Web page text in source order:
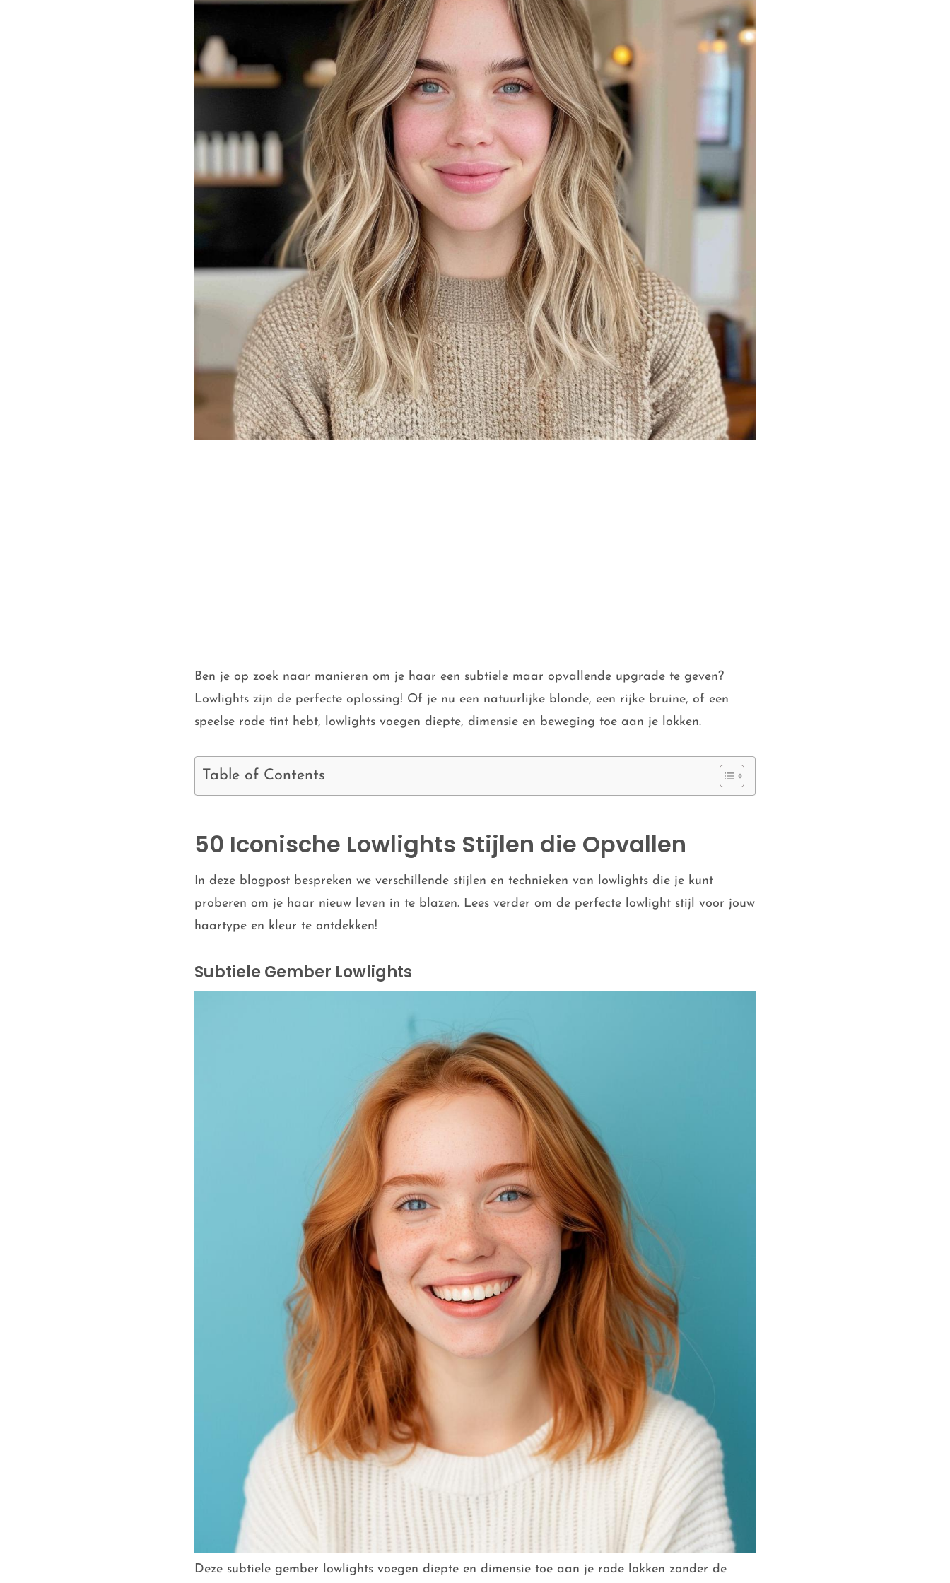
Ben je op zoek naar manieren om je haar een subtiele maar opvallende upgrade te geven?
Lowlights zijn de perfecte oplossing! Of je nu een natuurlijke blonde, een rijke bruine, of een
speelse rode tint hebt, lowlights voegen diepte, dimensie en beweging toe aan je lokken.
Table of Contents
50 Iconische Lowlights Stijlen die Opvallen
In deze blogpost bespreken we verschillende stijlen en technieken van lowlights die je kunt
proberen om je haar nieuw leven in te blazen. Lees verder om de perfecte lowlight stijl voor jouw
haartype en kleur te ontdekken!
Subtiele Gember Lowlights
Deze subtiele gember lowlights voegen diepte en dimensie toe aan je rode lokken zonder de